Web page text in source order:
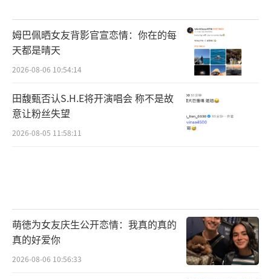
姆巴佩晒女友背影官宣恋情：你在的每
天都是晴天
2026-08-06 10:54:14
田馥甄否认S.H.E将开演唱会 称不是故
意让粉丝失望
2026-08-05 11:58:11
萌徳为女友庆生公开恋情：我真的真的
真的好爱你
2026-08-06 10:56:33